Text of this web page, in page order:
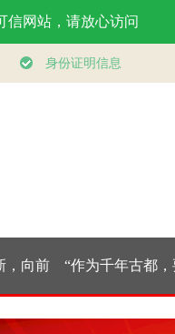
前 “作为千年古都，要
把传统和现代有机融